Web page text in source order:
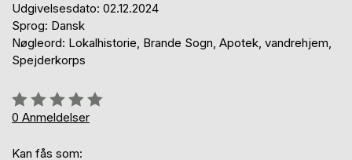
Udgivelsesdato: 02.12.2024
Sprog: Dansk
Nøgleord: Lokalhistorie, Brande Sogn, Apotek, vandrehjem,
Spejderkorps
Anmeldelse::
0%
0 Anmeldelser
Kan fås som: